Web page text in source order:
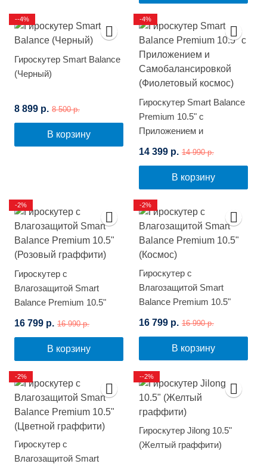
Гироскутер Smart Balance
(Черный)
8 899 р. 8 500 р.
В корзину
--4%
Гироскутер Smart Balance
Premium 10.5" с
Приложением и
(Фиолетовый космос)
14 399 р. 14 990 р.
В корзину
-4%
Гироскутер с
Влагозащитой Smart
Balance Premium 10.5"
16 799 р. 16 990 р.
В корзину
-2%
Гироскутер с
Влагозащитой Smart
Balance Premium 10.5"
16 799 р. 16 990 р.
В корзину
-2%
Гироскутер с
Влагозащитой Smart
-2%
Гироскутер Jilong 10.5"
(Желтый граффити)
--2%